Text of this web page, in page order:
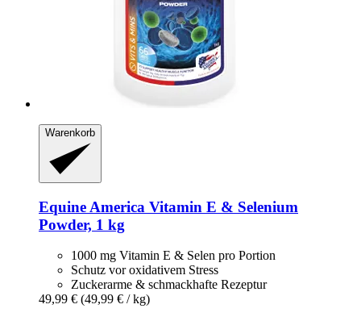
Warenkorb
Equine America Vitamin E & Selenium
Powder, 1 kg
1000 mg Vitamin E & Selen pro Portion
Schutz vor oxidativem Stress
Zuckerarme & schmackhafte Rezeptur
49,99 € (49,99 € / kg)